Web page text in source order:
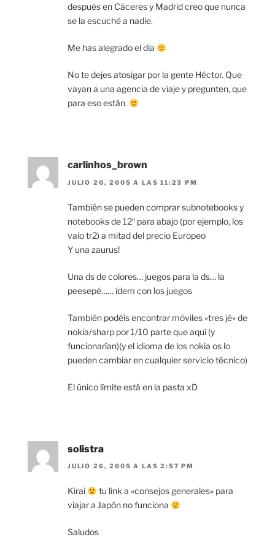
después en Cáceres y Madrid creo que nunca
se la escuché a nadie.
Me has alegrado el día
No te dejes atosigar por la gente Héctor. Que
vayan a una agencia de viaje y pregunten, que
para eso están.
carlinhos_brown
JULIO 20, 2005 A LAS 11:23 PM
También se pueden comprar subnotebooks y
notebooks de 12″ para abajo (por ejemplo, los
vaio tr2) a mitad del precio Europeo
Y una zaurus!
Una ds de colores… juegos para la ds… la
peesepé…… ídem con los juegos
También podéis encontrar móviles «tres jé» de
nokia/sharp por 1/10 parte que aquí (y
funcionarían)(y el idioma de los nokia os lo
pueden cambiar en cualquier servicio técnico)
El único límite está en la pasta xD
solistra
JULIO 26, 2005 A LAS 2:57 PM
Kirai
tu link a «consejos generales» para
viajar a Japón no funciona
Saludos